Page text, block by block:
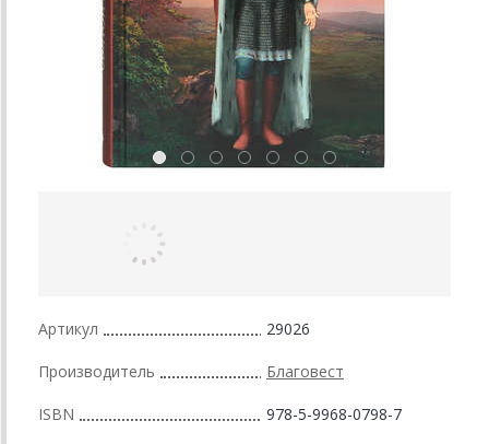
Артикул 29026
Производитель Благовест
ISBN 978-5-9968-0798-7